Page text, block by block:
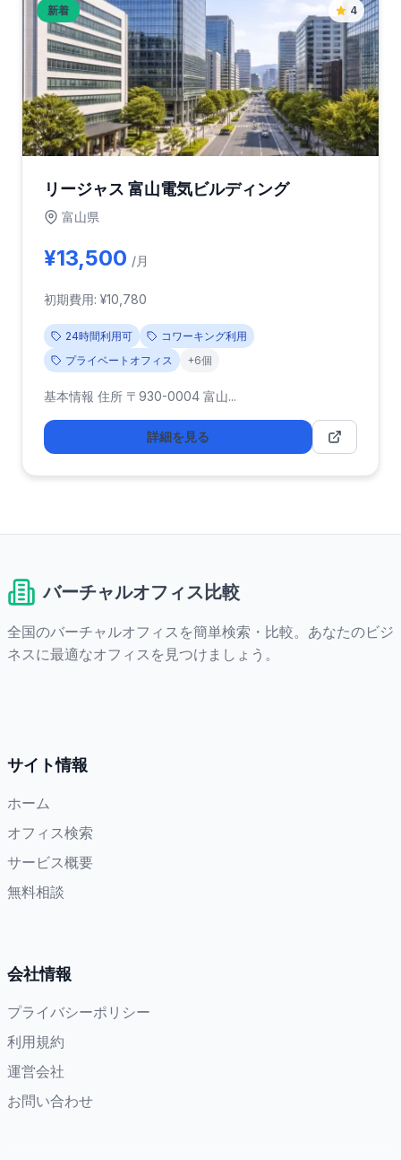
新着 4
リージャス 富山電気ビルディング
富山県
¥13,500 /月
初期費用: ¥10,780
24時間利用可
コワーキング利用
プライベートオフィス
+6個
基本情報 住所 〒930-0004 富山...
詳細を見る
バーチャルオフィス比較
全国のバーチャルオフィスを簡単検索・比較。あなたのビジ
ネスに最適なオフィスを見つけましょう。
サイト情報
ホーム
オフィス検索
サービス概要
無料相談
会社情報
プライバシーポリシー
利用規約
運営会社
お問い合わせ